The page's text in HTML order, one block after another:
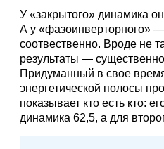
У «закрытого» динамика
А у «фазоинверторного»
соотвественно. Вроде не
результаты —
Придуманный в свое
энергетической полосы
показывает кто есть кто:
динамика 62,5, а для